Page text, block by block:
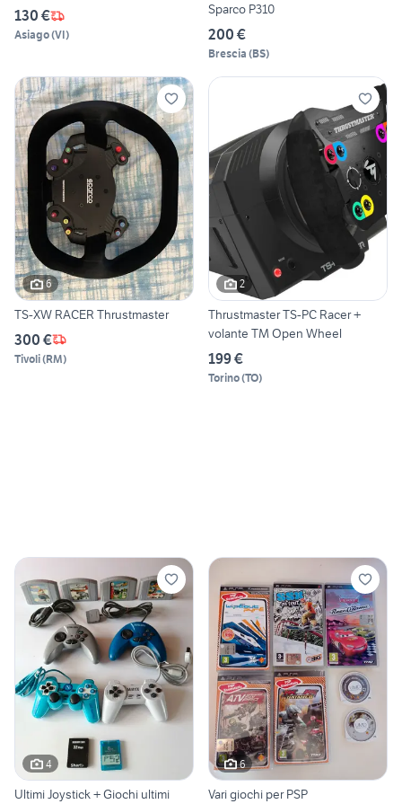
130 €
Asiago(VI)
Sparco P310
200 €
Brescia (BS)
6
TS-XW RACER Thrustmaster
300 €
Tivoli(RM)
2
Thrustmaster TS-PC Racer +
volante TM Open Wheel
199 €
Torino(TO)
4
Ultimi Joystick + Giochi ultimi
6
Vari giochi per PSP